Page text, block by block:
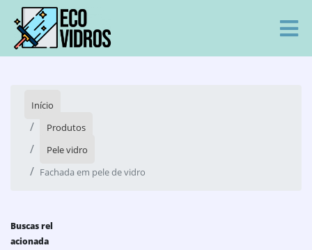
Início
Produtos
Pele vidro
Fachada em pele de vidro
Buscas rel
acionada